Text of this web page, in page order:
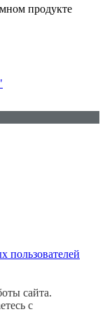
продукте
пользователей
сайта.
с